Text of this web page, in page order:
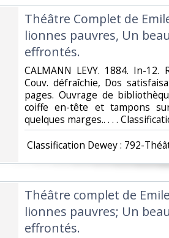
‎Théâtre Complet de
lionnes pauvres, Un
effrontés.‎
‎CALMANN LEVY. 1884. In-
Couv. défraîchie, Dos
pages. Ouvrage de
coiffe en-tête et tampons
quelques marges.. . . .
Classification Dewey : 792-
‎Théâtre complet de
lionnes pauvres; Un
effrontés.‎